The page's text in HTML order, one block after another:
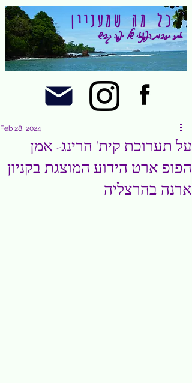
אתר תרבות הפנאי של יפה גביש
כל מה שמעניין
על תערוכת קית' הרינג- אמן
הפופ ארט הידוע המוצגת בקניון
ארנה בהרצליה
Feb 28, 2024